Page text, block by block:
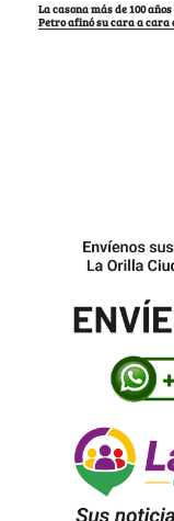
La casona más de 100
Petro afinó su cara a cara